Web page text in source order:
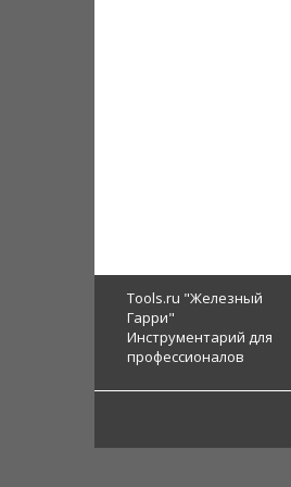
Tools.ru "Железный
Гарри"
Инструментарий для
профессионалов